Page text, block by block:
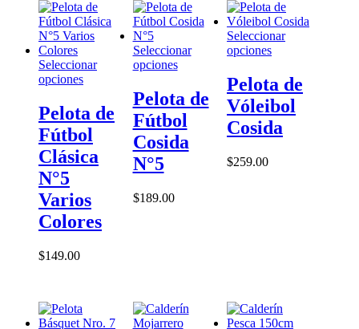
producto
de
producto
Seleccionar
opcionesEste
tiene
múltiples
variantes.
opciones
elegir
en
Pelota de
Fútbol
Clásica
N°5
Varios
Colores
$149.00
Seleccionar
opcionesEste
tiene
múltiples
variantes.
Las
opciones
Pelota de
Fútbol
Cosida
N°5
$189.00
Seleccionar
opcionesEste
tiene
múltiples
variantes.
Las
opciones
Pelota de
Vóleibol
Cosida
$259.00